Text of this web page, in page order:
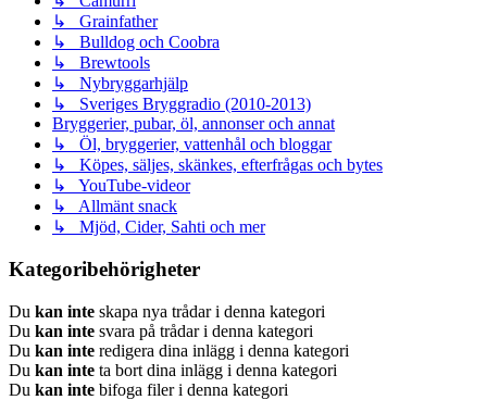
↳ Grainfather
↳ Bulldog och Coobra
↳ Brewtools
↳ Nybryggarhjälp
↳ Sveriges Bryggradio (2010-2013)
Bryggerier, pubar, öl, annonser och annat
↳ Öl, bryggerier, vattenhål och bloggar
↳ Köpes, säljes, skänkes, efterfrågas och bytes
↳ YouTube-videor
↳ Allmänt snack
↳ Mjöd, Cider, Sahti och mer
Kategoribehörigheter
Du kan inte skapa nya trådar i denna kategori
Du kan inte svara på trådar i denna kategori
Du kan inte redigera dina inlägg i denna kategori
Du kan inte ta bort dina inlägg i denna kategori
Du kan inte bifoga filer i denna kategori